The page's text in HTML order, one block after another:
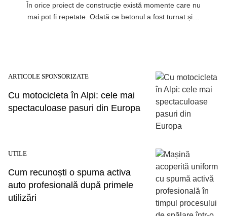
În orice proiect de construcție există momente care nu
mai pot fi repetate. Odată ce betonul a fost turnat și…
ARTICOLE SPONSORIZATE
Cu motocicleta în Alpi: cele mai
spectaculoase pasuri din Europa
UTILE
Cum recunoști o spuma activa
auto profesională după primele
utilizări